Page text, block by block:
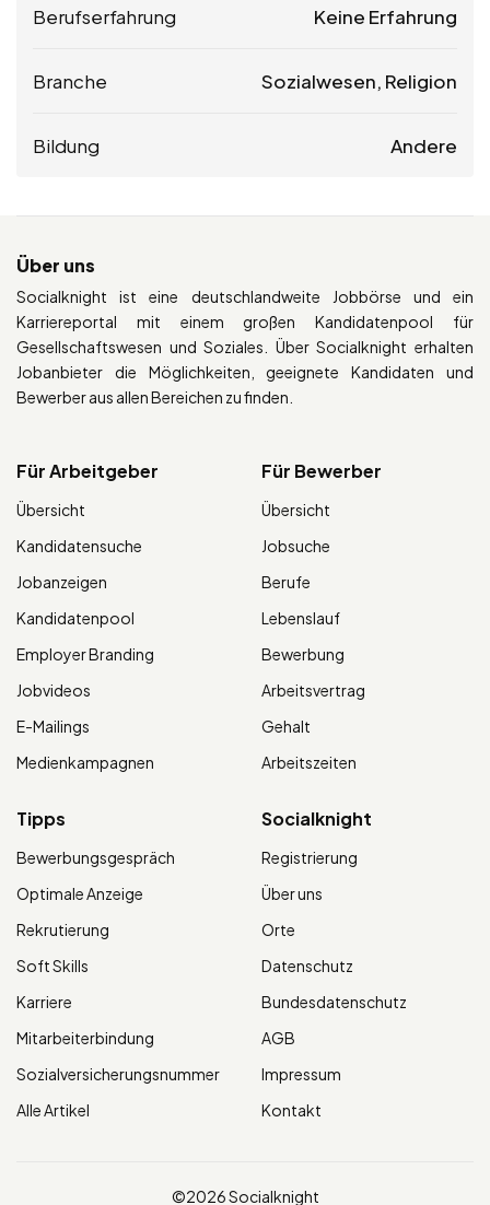
Berufserfahrung Keine Erfahrung
Branche Sozialwesen, Religion
Bildung Andere
Über uns
Socialknight ist eine deutschlandweite Jobbörse und ein
Karriereportal mit einem großen Kandidatenpool für
Gesellschaftswesen und Soziales. Über Socialknight erhalten
Jobanbieter die Möglichkeiten, geeignete Kandidaten und
Bewerber aus allen Bereichen zu finden.
Für Arbeitgeber
Übersicht
Kandidatensuche
Jobanzeigen
Kandidatenpool
Employer Branding
Jobvideos
E-Mailings
Medienkampagnen
Für Bewerber
Übersicht
Jobsuche
Berufe
Lebenslauf
Bewerbung
Arbeitsvertrag
Gehalt
Arbeitszeiten
Tipps
Bewerbungsgespräch
Optimale Anzeige
Rekrutierung
Soft Skills
Karriere
Mitarbeiterbindung
Sozialversicherungsnummer
Alle Artikel
Socialknight
Registrierung
Über uns
Orte
Datenschutz
Bundesdatenschutz
AGB
Impressum
Kontakt
©2026 Socialknight